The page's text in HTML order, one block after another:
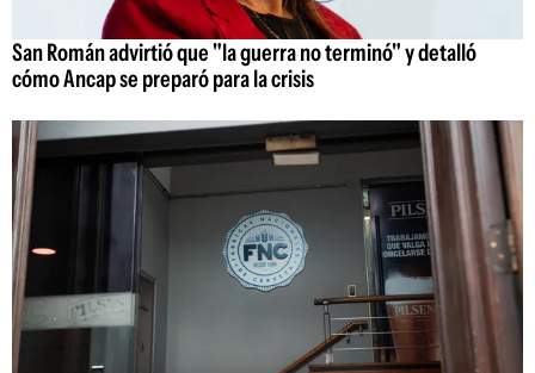
San Román advirtió que "la guerra no terminó" y detalló
cómo Ancap se preparó para la crisis